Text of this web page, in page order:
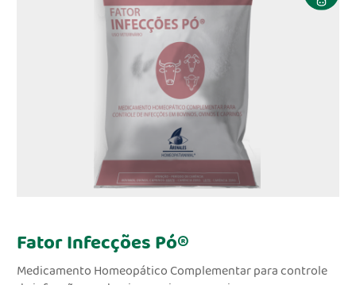
Fator Infecções Pó®
Medicamento Homeopático Complementar para controle